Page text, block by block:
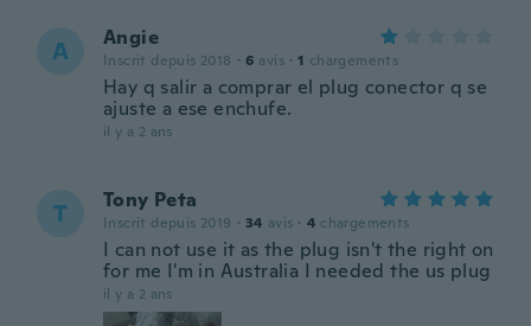
A Angie
Inscrit depuis 2018 · 6 avis · 1 chargements
Hay q salir a comprar el plug conector q se
ajuste a ese enchufe.
il y a 2 ans
T Tony Peta
Inscrit depuis 2019 · 34 avis · 4 chargements
I can not use it as the plug isn't the right on
for me I'm in Australia I needed the us plug
il y a 2 ans